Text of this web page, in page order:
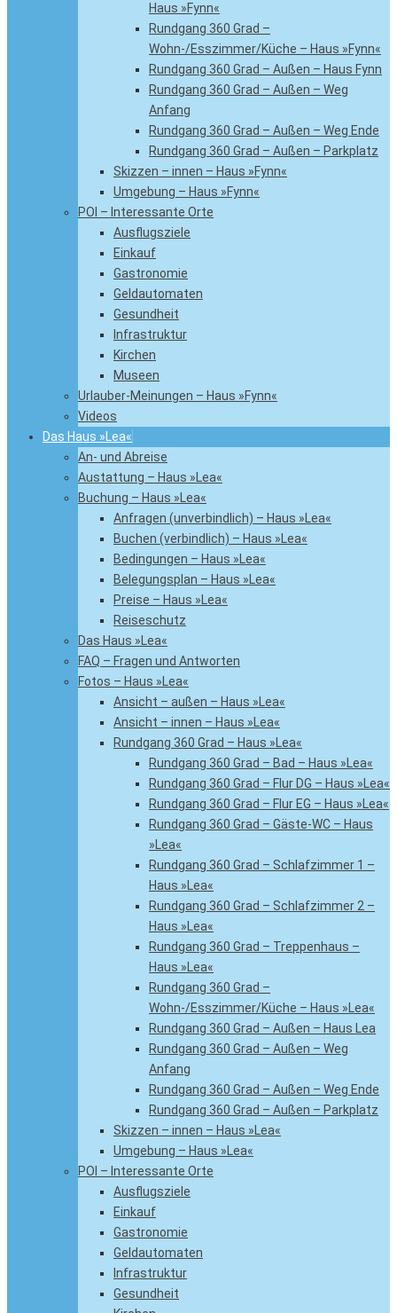
Haus »Fynn«
Rundgang 360 Grad –
Wohn-/Esszimmer/Küche – Haus »Fynn«
Rundgang 360 Grad – Außen – Haus Fynn
Rundgang 360 Grad – Außen – Weg
Anfang
Rundgang 360 Grad – Außen – Weg Ende
Rundgang 360 Grad – Außen – Parkplatz
Skizzen – innen – Haus »Fynn«
Umgebung – Haus »Fynn«
POI – Interessante Orte
Ausflugsziele
Einkauf
Gastronomie
Geldautomaten
Gesundheit
Infrastruktur
Kirchen
Museen
Urlauber-Meinungen – Haus »Fynn«
Videos
Das Haus »Lea«
An- und Abreise
Austattung – Haus »Lea«
Buchung – Haus »Lea«
Anfragen (unverbindlich) – Haus »Lea«
Buchen (verbindlich) – Haus »Lea«
Bedingungen – Haus »Lea«
Belegungsplan – Haus »Lea«
Preise – Haus »Lea«
Reiseschutz
Das Haus »Lea«
FAQ – Fragen und Antworten
Fotos – Haus »Lea«
Ansicht – außen – Haus »Lea«
Ansicht – innen – Haus »Lea«
Rundgang 360 Grad – Haus »Lea«
Rundgang 360 Grad – Bad – Haus »Lea«
Rundgang 360 Grad – Flur DG – Haus »Lea«
Rundgang 360 Grad – Flur EG – Haus »Lea«
Rundgang 360 Grad – Gäste-WC – Haus
»Lea«
Rundgang 360 Grad – Schlafzimmer 1 –
Haus »Lea«
Rundgang 360 Grad – Schlafzimmer 2 –
Haus »Lea«
Rundgang 360 Grad – Treppenhaus –
Haus »Lea«
Rundgang 360 Grad –
Wohn-/Esszimmer/Küche – Haus »Lea«
Rundgang 360 Grad – Außen – Haus Lea
Rundgang 360 Grad – Außen – Weg
Anfang
Rundgang 360 Grad – Außen – Weg Ende
Rundgang 360 Grad – Außen – Parkplatz
Skizzen – innen – Haus »Lea«
Umgebung – Haus »Lea«
POI – Interessante Orte
Ausflugsziele
Einkauf
Gastronomie
Geldautomaten
Infrastruktur
Gesundheit